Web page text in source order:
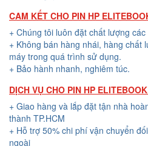
CAM KẾT CHO PIN HP
+ Chúng tôi luôn đặt chất lượng
+ Không bán hàng nhái, hàng chất
máy trong quá trình sử dụng.
+ Bảo hành nhanh, nghiêm túc.
DỊCH VỤ CHO PIN HP
+ Giao hàng và lắp đặt tận nhà
thành TP.HCM
+ Hỗ trợ 50% chi phí vận chuyển
ngoài